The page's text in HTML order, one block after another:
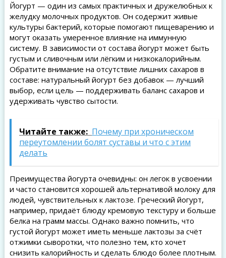
Йогурт — один из самых практичных и дружелюбных к
желудку молочных продуктов. Он содержит живые
культуры бактерий, которые помогают пищеварению и
могут оказать умеренное влияние на иммунную
систему. В зависимости от состава йогурт может быть
густым и сливочным или лёгким и низкокалорийным.
Обратите внимание на отсутствие лишних сахаров в
составе: натуральный йогурт без добавок — лучший
выбор, если цель — поддерживать баланс сахаров и
удерживать чувство сытости.
Читайте также: Почему при хроническом
переутомлении болят суставы и что с этим
делать
Преимущества йогурта очевидны: он легок в усвоении
и часто становится хорошей альтернативой молоку для
людей, чувствительных к лактозе. Греческий йогурт,
например, придаёт блюду кремовую текстуру и больше
белка на грамм массы. Однако важно помнить, что
густой йогурт может иметь меньше лактозы за счёт
отжимки сыворотки, что полезно тем, кто хочет
снизить калорийность и сделать блюдо более плотным.